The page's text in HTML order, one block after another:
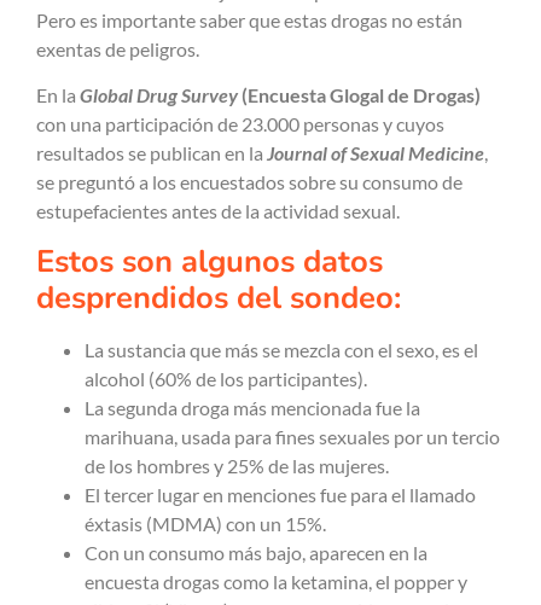
Pero es importante saber que estas drogas no están
exentas de peligros.
En la Global Drug Survey (Encuesta Glogal de Drogas)
con una participación de 23.000 personas y cuyos
resultados se publican en la Journal of Sexual Medicine,
se preguntó a los encuestados sobre su consumo de
estupefacientes antes de la actividad sexual.
Estos son algunos datos
desprendidos del sondeo:
La sustancia que más se mezcla con el sexo, es el
alcohol (60% de los participantes).
La segunda droga más mencionada fue la
marihuana, usada para fines sexuales por un tercio
de los hombres y 25% de las mujeres.
El tercer lugar en menciones fue para el llamado
éxtasis (MDMA) con un 15%.
Con un consumo más bajo, aparecen en la
encuesta drogas como la ketamina, el popper y